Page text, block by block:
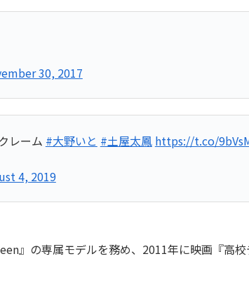
30, 2017
レーム #大野いと #土屋太鳳 https://t.co/
4, 2019
』の専属モデルを務め、2011年に映画『高